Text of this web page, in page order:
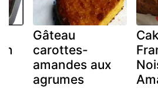
Gâteau
carottes-
amandes aux
agrumes